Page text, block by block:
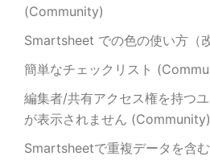
(Community)
Smartsheet での色の使い方（
簡単なチェックリスト
編集者/共有アクセス権を持つ
が表示されません (Community)
Smartsheetで重複データを含